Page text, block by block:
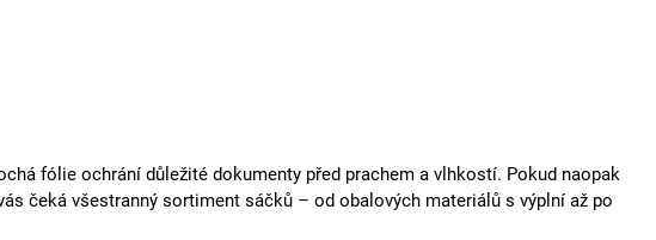
fólie ochrání důležité dokumenty před prachem a vlhkostí. Pokud naopak
čeká všestranný sortiment sáčků – od obalových materiálů s výplní až po